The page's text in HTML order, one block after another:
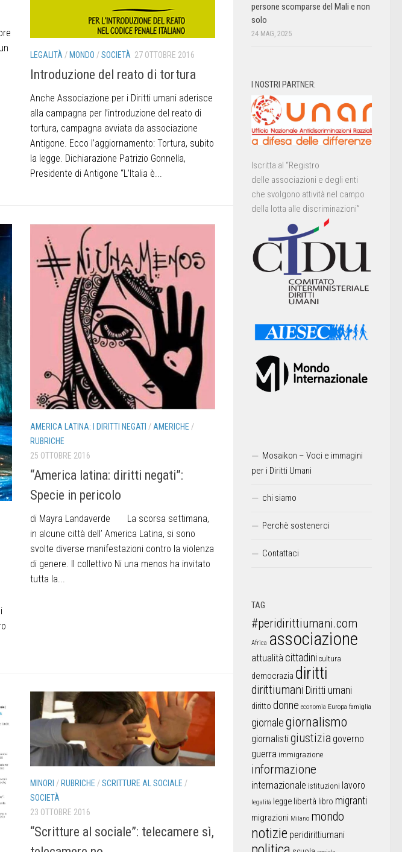
LEGALITÀ /MONDO /SOCIETÀ 27 OTTOBRE 2016
Introduzione del reato di tortura
Anche Associazione per i Diritti umani aderisce
alla campagna per l’introduzione del reato di
tortura, campagna avviata da associazione
Antigone. Ecco l’aggiornamento: Tortura, subito
la legge. Dichiarazione Patrizio Gonnella,
Presidente di Antigone “L’Italia è...
AMERICA LATINA: I DIRITTI NEGATI /AMERICHE /
RUBRICHE
25 OTTOBRE 2016
“America latina: diritti negati”:
Specie in pericolo
di Mayra Landaverde La scorsa settimana,
in alcune città dell’ America Latina, si sono
svolte diverse manifestazioni contro la violenza
di genere. Il collettivo Ni una menos ha invitato
tutta la...
MINORI / RUBRICHE /SCRITTURE AL SOCIALE /
SOCIETÀ
23 OTTOBRE 2016
“Scritture al sociale”: telecamere sì,
persone scomparse del Mali e non
solo
24 MAG, 2025
I NOSTRI PARTNER:
Iscritta al “Registro
delle associazioni e degli enti
che svolgono attività nel campo
della lotta alle discriminazioni”
Mosaikon – Voci e immagini
per i Diritti Umani
chi siamo
Perchè sostenerci
Contattaci
TAG
#peridirittiumani.com
Africa associazione
attualità cittadini cultura
democrazia diritti
dirittiumani Diritti umani
diritto donne economia Europa famiglia
giornalegiornalismo
giornalistigiustizia governo
guerra immigrazione
informazione
internazionale istituzioni lavoro
legalità legge libertà libro migranti
migrazioni Milano mondo
notizie peridirittiumani